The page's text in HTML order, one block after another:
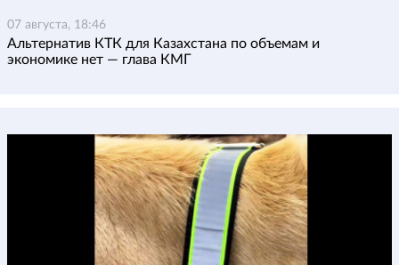
07 августа, 18:46
Альтернатив КТК для Казахстана по объемам и
экономике нет — глава КМГ